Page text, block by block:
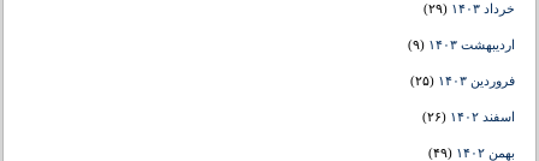
خرداد ۱۴۰۳ (۲۹)
اردیبهشت ۱۴۰۳ (۹)
فروردین ۱۴۰۳ (۲۵)
اسفند ۱۴۰۲ (۲۶)
بهمن ۱۴۰۲ (۴۹)